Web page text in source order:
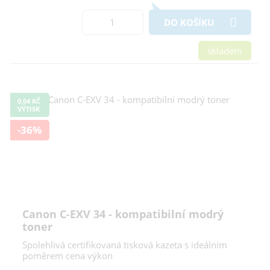
DO KOŠÍKU
skladem
0,04 KČ
VÝTISK
-36%
Canon C-EXV 34 - kompatibilní modrý
toner
Spolehlivá certifikovaná tisková kazeta s ideálním
poměrem cena výkon